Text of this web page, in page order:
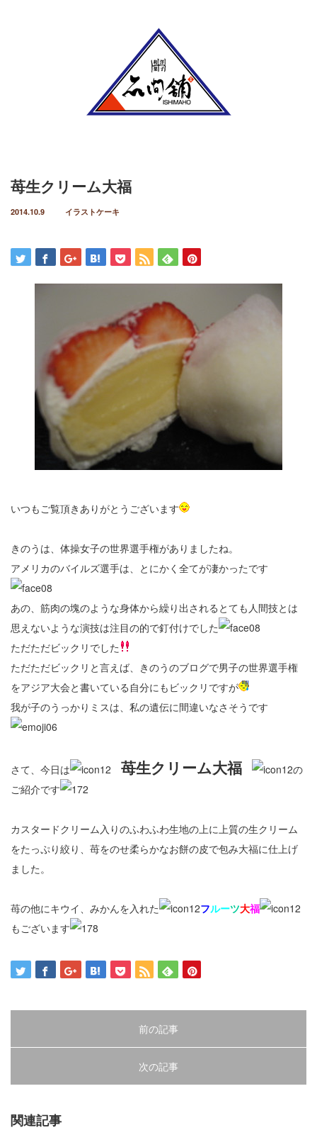
苺生クリーム大福
2014.10.9 イラストケーキ
いつもご覧頂きありがとうございます
きのうは、体操女子の世界選手権がありましたね。
アメリカのバイルズ選手は、とにかく全てが凄かったです
あの、筋肉の塊のような身体から繰り出されるとても人間技とは
思えないような演技は注目の的で釘付けでした
ただただビックリでした
ただただビックリと言えば、きのうのブログで男子の世界選手権
をアジア大会と書いている自分にもビックリですが
我が子のうっかりミスは、私の遺伝に間違いなさそうです
さて、今日は 苺生クリーム大福
の
ご紹介です
カスタードクリーム入りのふわふわ生地の上に上質の生クリーム
をたっぷり絞り、苺をのせ柔らかなお餅の皮で包み大福に仕上げ
ました。
苺の他にキウイ、みかんを入れた フルーツ大福
もございます
前の記事
次の記事
関連記事
イラストケーキ
生菓子
お祝い・内祝
季節のお菓子
夏のお菓子
秋のお菓子
冬のお菓子
石間舗のこだわり
店舗紹介
ふるさと納税
お問い合わせ